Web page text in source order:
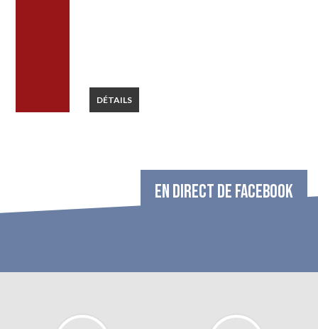
DÉTAILS
EN DIRECT DE FACEBOOK